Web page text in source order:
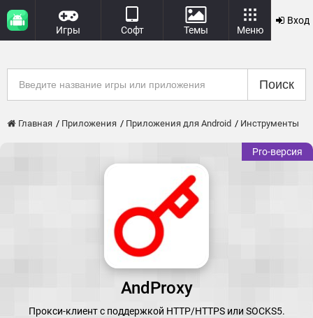
Игры Софт Темы Меню
Вход
Поиск
Главная Приложения Приложения для Android Инструменты
Pro-версия
AndProxy
Прокси-клиент с поддержкой HTTP/HTTPS или SOCKS5.